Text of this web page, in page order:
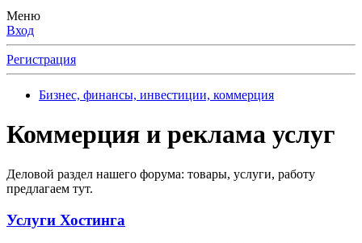
Меню
Вход
Регистрация
Бизнес, финансы, инвестиции, коммерция
Коммерция и реклама услуг
Деловой раздел нашего форума: товары, услуги, работу
предлагаем тут.
Услуги Хостинга